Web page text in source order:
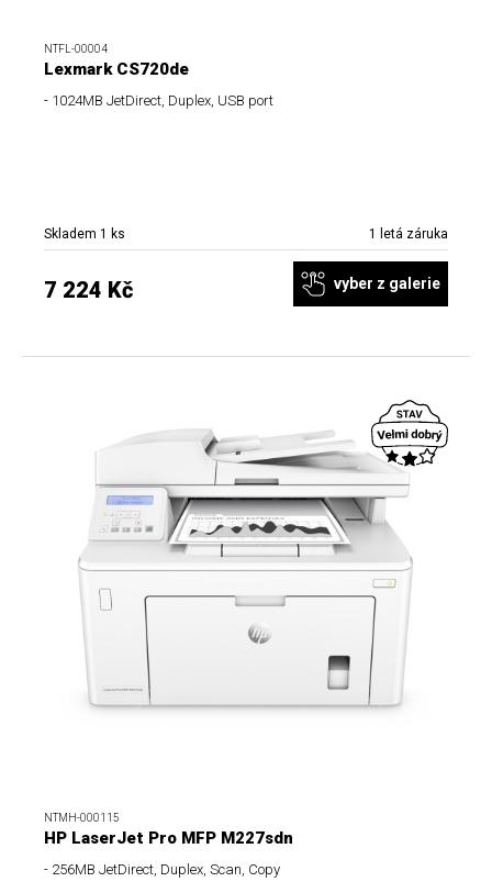
NTFL-00004
Lexmark CS720de
- 1024MB JetDirect, Duplex, USB port
Skladem 1 ks 1 letá záruka
7 224 Kč vyber z galerie
NTMH-000115
HP LaserJet Pro MFP M227sdn
- 256MB JetDirect, Duplex, Scan, Copy